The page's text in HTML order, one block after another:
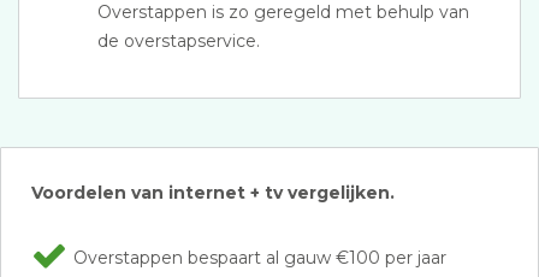
Overstappen is zo geregeld met behulp van
de overstapservice.
Voordelen van internet + tv vergelijken.
Overstappen bespaart al gauw €100 per jaar